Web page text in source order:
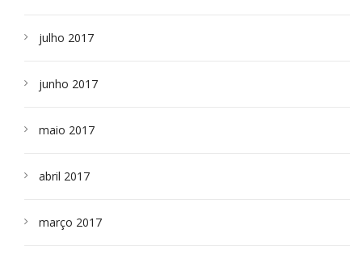
julho 2017
junho 2017
maio 2017
abril 2017
março 2017